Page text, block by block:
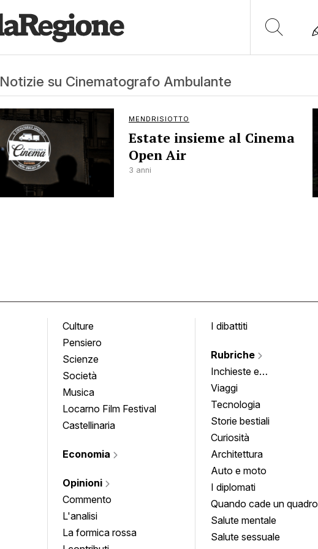
Notizie su Cinematografo Ambulante
MENDRISIOTTO
Estate insieme al Cinema
Open Air
3 anni
Culture
Pensiero
Scienze
Società
Musica
Locarno Film Festival
Castellinaria
Economia
Opinioni
Commento
L'analisi
La formica rossa
I dibattiti
Rubriche
Inchieste e
approfondimenti
Viaggi
Tecnologia
Storie bestiali
Curiosità
Architettura
Auto e moto
I diplomati
Quando cade un quadro
Salute mentale
Salute sessuale